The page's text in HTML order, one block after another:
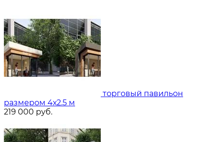
торговый павильон
размером 4х2.5 м
219 000 руб.